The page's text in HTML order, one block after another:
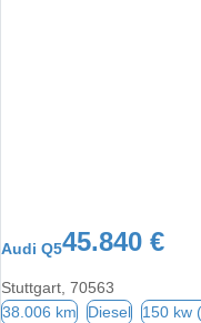
Audi Q545.840 €
Stuttgart, 70563
38.006 km
Diesel 150 kw